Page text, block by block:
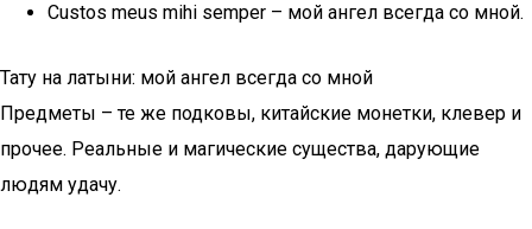
Custos meus mihi semper – мой ангел всегда со мной.
Тату на латыни: мой ангел всегда со мной
Предметы – те же подковы, китайские монетки, клевер и
прочее. Реальные и магические существа, дарующие
людям удачу.